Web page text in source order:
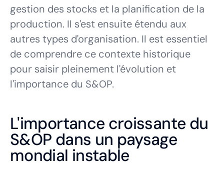
gestion des stocks et la planification de la
production. Il s'est ensuite étendu aux
autres types d'organisation. Il est essentiel
de comprendre ce contexte historique
pour saisir pleinement l'évolution et
l'importance du S&OP.
L'importance croissante du
S&OP dans un paysage
mondial instable